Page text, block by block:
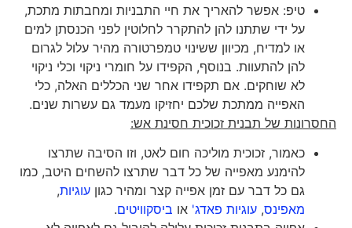
טיפ: אפשר להאריך את חיי התבניות ומחבתות מתכת,
על ידי שתתנו להן להתקרר לחלוטין לפני הכנסתן למים
או למדיח, מכיוון ששינוי טמפרטורה מהיר עלול לגרום
להן להתעוות. בנוסף, הקפידו על חומרי ניקוי וכלי ניקוי
לא שוחקים. אם תקפידו אחר שני הכללים האלה, כלי
האפייה ממתכת שלכם יחזיקו מעמד גם עשרות שנים.
החסרונות של תבנית זכוכית חסינת אש:
כאמור, זכוכית מוליכה חום לאט, וזו הסיבה שתרצו
להימנע מאפייה של כל דבר שתרצו להשחים היטב, כמו
גם כל דבר עם זמן אפייה קצר ומהיר כגוןעוגיות,
מאפינס,עוגיות פאדג'או ביסקוויטים.